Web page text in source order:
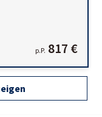
p.P. 817 €